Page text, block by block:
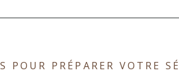
POUR PRÉPARER VOTRE